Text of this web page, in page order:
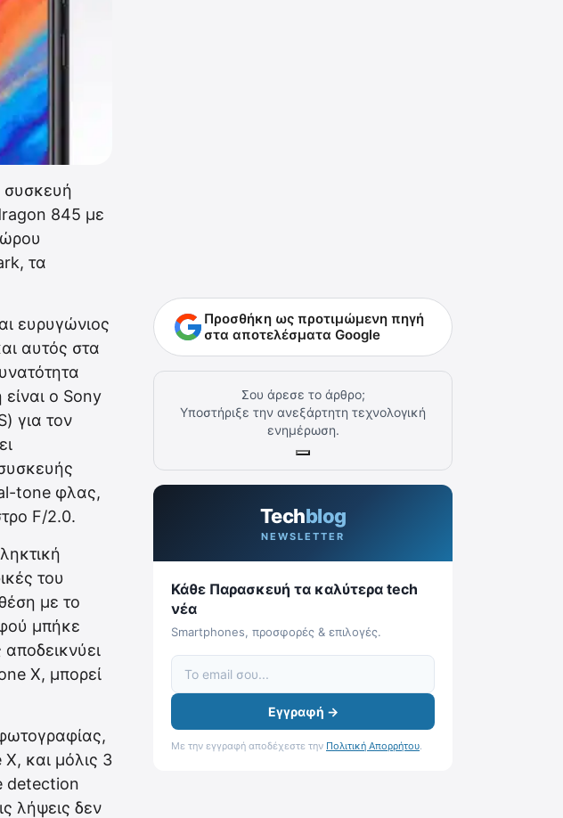
συσκευή
845 με
τα
ευρυγώνιος
αυτός στα
ο Sony
για τον
tone φλας,
F/2.0.
του
με το
μπήκε
X, μπορεί
και μόλις 3
detection
λήψεις δεν
Προσθήκη ως προτιμώμενη πηγή
στα αποτελέσματα Google
Σου άρεσε το άρθρο;
Υποστήριξε την ανεξάρτητη τεχνολογική
ενημέρωση.
Techblog
NEWSLETTER
Κάθε Παρασκευή τα καλύτερα tech
νέα
Smartphones, προσφορές & επιλογές.
Εγγραφή →
Με την εγγραφή αποδέχεστε την Πολιτική Απορρήτου.